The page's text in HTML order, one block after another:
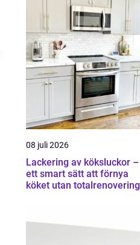
08 juli 2026
Lackering av köksluckor –
ett smart sätt att förnya
köket utan totalrenovering